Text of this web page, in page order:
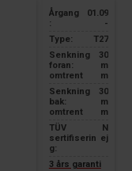
Årgang
:
01.09
-
Type:
T27
Senkning
foran:
omtrent
30
m
m
Senkning
bak:
omtrent
30
m
m
TÜV
sertifiserin
g:
N
ej
3 års garanti